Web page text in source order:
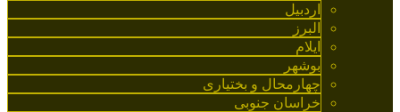
اردبیل
البرز
ایلام
بوشهر
چهارمحال و بختیاری
خراسان جنوبی